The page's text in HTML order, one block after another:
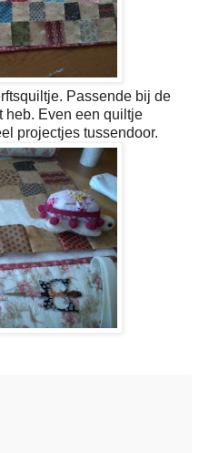
Passende bij de
heb. Even een quiltje
projectjes tussendoor.